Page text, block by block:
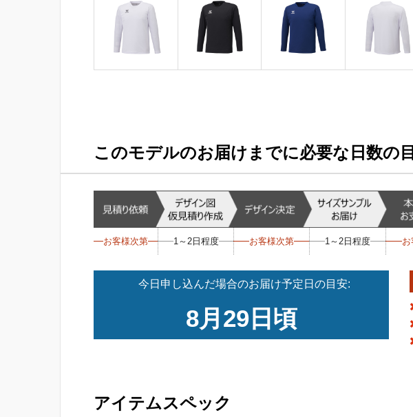
このモデルのお届けまでに必要な日数の
お客様次第 1～2日程度 お客様次第 1～2日程度 お
今日申し込んだ場合のお届け予定日の目安:
8月29日頃
アイテムスペック